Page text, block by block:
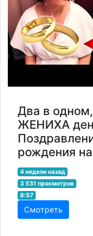
Два в
ЖЕНИХА
рождения
4 недели назад
3 531 просмотров
8:57
Смотреть